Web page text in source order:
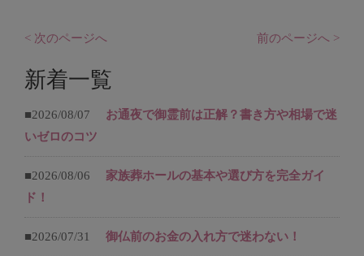
< 次のページへ 前のページへ >
新着一覧
■2026/08/07
お通夜で御霊前は正解？書き方や相場で迷
いゼロのコツ
■2026/08/06
家族葬ホールの基本や選び方を完全ガイ
ド！
■2026/07/31 御仏前のお金の入れ方で迷わない！